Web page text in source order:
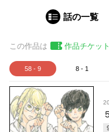
話の一覧
この作品は 作品チケット
58 - 9 8 - 1